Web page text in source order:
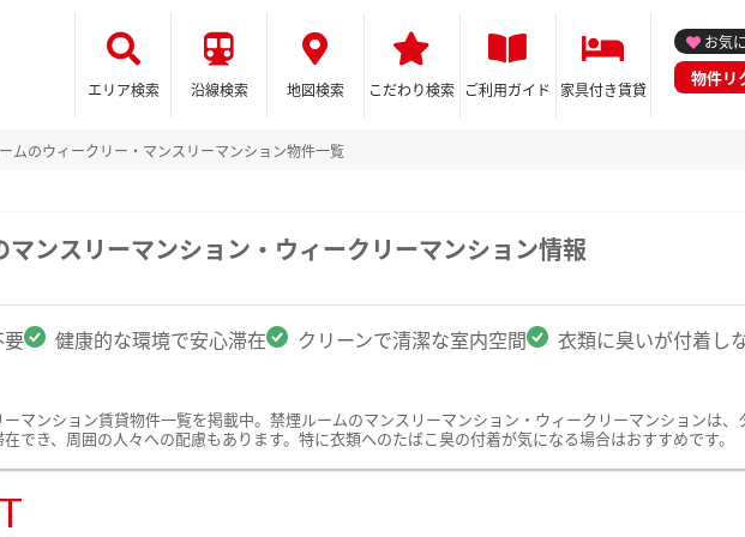
エリア検索 沿線検索 地図検索 こだわり検索 ご利用ガイド 家具付き賃貸
お気
物件リ
ムのウィークリー・マンスリーマンション物件一覧
ンスリーマンション・ウィークリーマンション情報
健康的な環境で安心滞在 クリーンで清潔な室内空間 衣類に臭いが付着し
マンション賃貸物件一覧を掲載中。禁煙ルームのマンスリーマンション・ウィークリーマンションは
でき、周囲の人々への配慮もあります。特に衣類へのたばこ臭の付着が気になる場合はおすすめです。